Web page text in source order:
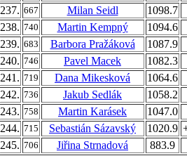
237. 667 Milan Seidl
1098.7
238. 740 Martin Kempný
1094.6
239. 683 Barbora Pražáková
1087.9
240. 746 Pavel Macek
1082.3
241. 719 Dana Mikesková
1064.6
242. 736 Jakub Sedlák
1058.2
243. 758 Martin Karásek
1047.0
244. 715 Sebastián Sázavský 1020.9
245. 706 Jiřina Strnadová 883.9